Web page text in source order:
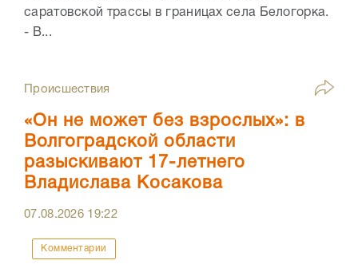
саратовской трассы в границах села Белогорка.
- В...
Происшествия
«Он не может без взрослых»: в
Волгоградской области
разыскивают 17-летнего
Владислава Косакова
07.08.2026 19:22
Комментарии